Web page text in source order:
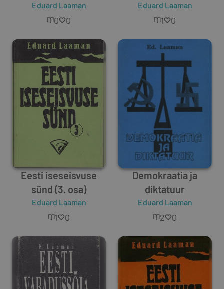
Eduard Laaman
0 0
Eduard Laaman
1 0
Eesti iseseisvuse
sünd (3. osa)
Eduard Laaman
1 0
Demokraatia ja
diktatuur
Eduard Laaman
2 0